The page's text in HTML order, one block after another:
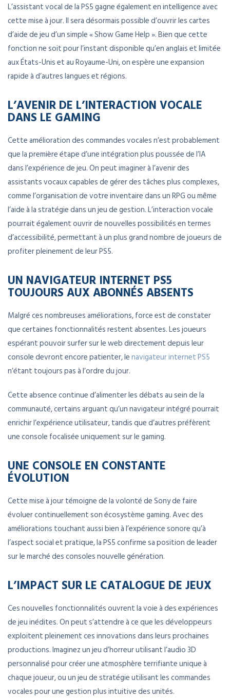
L’assistant vocal de la PS5 gagne également en intelligence avec
cette mise à jour. Il sera désormais possible d’ouvrir les cartes
d’aide de jeu d’un simple « Show Game Help ». Bien que cette
fonction ne soit pour l’instant disponible qu’en anglais et limitée
aux États-Unis et au Royaume-Uni, on espère une expansion
rapide à d’autres langues et régions.
L’AVENIR DE L’INTERACTION VOCALE
DANS LE GAMING
Cette amélioration des commandes vocales n’est probablement
que la première étape d’une intégration plus poussée de l’IA
dans l’expérience de jeu. On peut imaginer à l’avenir des
assistants vocaux capables de gérer des tâches plus complexes,
comme l’organisation de votre inventaire dans un RPG ou même
l’aide à la stratégie dans un jeu de gestion. L’interaction vocale
pourrait également ouvrir de nouvelles possibilités en termes
d’accessibilité, permettant à un plus grand nombre de joueurs de
profiter pleinement de leur PS5.
UN NAVIGATEUR INTERNET PS5
TOUJOURS AUX ABONNÉS ABSENTS
Malgré ces nombreuses améliorations, force est de constater
que certaines fonctionnalités restent absentes. Les joueurs
espérant pouvoir surfer sur le web directement depuis leur
console devront encore patienter, lenavigateur internet PS5
n’étant toujours pas à l’ordre du jour.
Cette absence continue d’alimenter les débats au sein de la
communauté, certains arguant qu’un navigateur intégré pourrait
enrichir l’expérience utilisateur, tandis que d’autres préfèrent
une console focalisée uniquement sur le gaming.
UNE CONSOLE EN CONSTANTE
ÉVOLUTION
Cette mise à jour témoigne de la volonté de Sony de faire
évoluer continuellement son écosystème gaming. Avec des
améliorations touchant aussi bien à l’expérience sonore qu’à
l’aspect social et pratique, la PS5 confirme sa position de leader
sur le marché des consoles nouvelle génération.
L’IMPACT SUR LE CATALOGUE DE JEUX
Ces nouvelles fonctionnalités ouvrent la voie à des expériences
de jeu inédites. On peut s’attendre à ce que les développeurs
exploitent pleinement ces innovations dans leurs prochaines
productions. Imaginez un jeu d’horreur utilisant l’audio 3D
personnalisé pour créer une atmosphère terrifiante unique à
chaque joueur, ou un jeu de stratégie utilisant les commandes
vocales pour une gestion plus intuitive des unités.